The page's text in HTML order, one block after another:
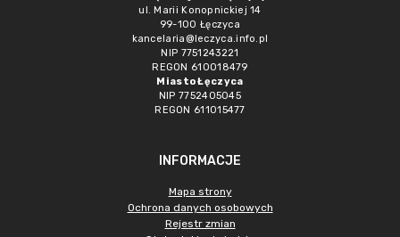
ul. Marii Konopnickiej 14
99-100 Łęczyca
kancelaria@leczyca.info.pl
NIP 7751243221
REGON 610018479
Miasto Łęczyca
NIP 7752405045
REGON 611015477
INFORMACJE
Mapa strony
Ochrona danych osobowych
Rejestr zmian